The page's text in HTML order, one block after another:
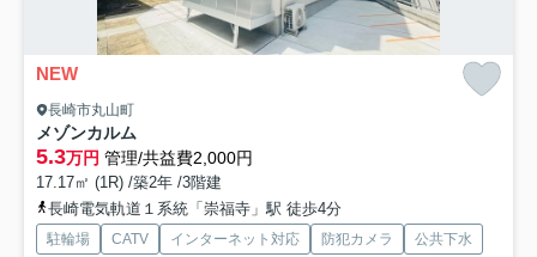
NEW
長崎市丸山町
メゾンカルム
5.3万円 管理/共益費2,000円
17.17㎡ (1R) /築2年 /3階建
長崎電気軌道１系統「崇福寺」駅 徒歩4分
駐輪場 CATV インターネット対応 防犯カメラ 公共下水